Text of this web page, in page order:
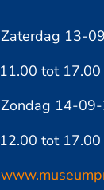
Zaterdag 13-
11.00 tot 17.00
Zondag 14-
12.00 tot 17.00